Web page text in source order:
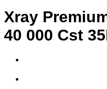
Xray
40 000 Cst